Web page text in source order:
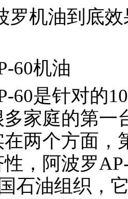
60机油
60是针对的
家庭的第一
两个方面，
，阿波罗
石油组织，